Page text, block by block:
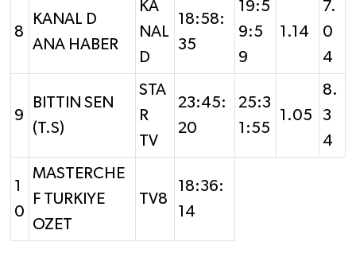
8
KANAL D
ANA HABER
KA
NAL
D
18:58:
35
19:5
9:5
9
1.14
7.
0
4
9
BITTIN SEN
(T.S)
STA
R
TV
23:45:
20
25:3
1:55
1.05
8.
3
4
1
0
MASTERCHE
F TURKIYE
OZET
TV8
18:36:
14